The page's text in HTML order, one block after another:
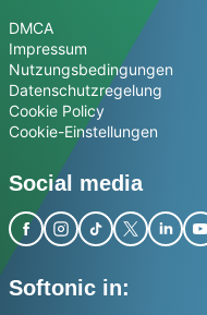
DMCA
Impressum
Nutzungsbedingungen
Datenschutzregelung
Cookie Policy
Cookie-Einstellungen
Social media
Softonic in: